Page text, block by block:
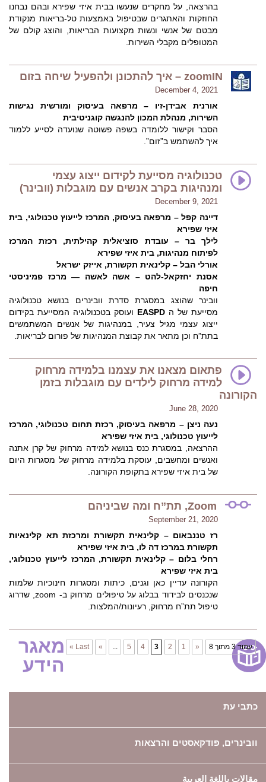
בהרצאה, על מחקרים שנעשו בבית איזי שפירא ובהם נבחנו
החוזקות והאתגרים שבטיפול באמצעות טל-בריאות מנקודת
מבטם של אנשי ונשות מקצועות הבריאות, והוצג קולם של
המטופלים מקבלי השירות.
zoomIN – איך להתכונן ולהפעיל שיחה בזום
December 4, 2021
אורנית אבידן-זיו – מרפאה בעיסוק ומורשית נגישות
השירות, מנהלת המכון להנגשה קוגניטיבית
הסבר וקישור ללומדה בשפה פשוטה שנועדה לסייע ללמוד
איך להשתמש ב”זום”.
טכנולוגיה מסייעת לקידום ייצוג עצמי
ומנהיגות בקרב אנשים עם מוגבלות (וובינר)
December 9, 2021
דיינה קפל – מרפאה בעיסוק, המרכז לייעוץ טכנולוגי, בית
איזי שפירא
לילך בר – עובדת סוציאלית קהילתית, רכזת המרכז
לפיתוח מנהיגות, בית איזי שפירא
אורלי הבל – קלינאית תקשורת, אייזק ישראל
אסנת יחזקאל-להט – אשה לאשה — מרכז פמיניסטי
חיפה
וובינר שהוצג במסגרת סדרת וובינרים בנושא טכנולוגיה
מסייעת של ה EASPD ועוסק בטכנולוגיה המסייעת בקידום
ייצוג עצמי מגיל צעיר, במנהיגות של אנשים המשתמשים
בתת”ח וכן מתאר את קבוצת המנהיגות של פורום לבריאות.
פתאום מצאנו את עצמנו בלמידה מרחוק
למידה מרחוק לילדים עם מוגבלות בזמן
הקורונה
June 28, 2020
נעה ניצן – מרפאה בעיסוק, רכזת תחום טכנולוגי, המרכז
לייעוץ טכנולוגי, בית איזי שפירא
ההרצאה, במסגרת כנס בנושא למידה מרחוק של קרן אתנה
ואנשים ומחשבים, עוסקת בלמידה מרחוק של מסגרות היום
של בית איזי שפירא בתקופת הקורונה.
Zoom, תת”ח ומה שביניהם
September 21, 2020
רז טננבאום – קלינאית תקשורת ומרכזת תא קלינאיות
תקשורת במרכז דה לו, בית איזי שפירא
רחלי בלום – קלינאית תקשורת, המרכז לייעוץ טכנולוגי,
בית איזי שפירא
הקורונה עדיין כאן וגנים, כיתות ומסגרות חינוכיות שלמות
שנכנסים לבידוד בבלוג על טיפולים מרחוק ב- zoom, שדרוג
טיפול תת”ח מרחוק, רעיונות/המלצות.
עמוד 3 מתוך 8 «
1
2
3
4
5
...
»
Last »
מאגר
הידע
כתבי עת
וובינרים, פודקאסטים והרצאות
مقالات باللغة العربية